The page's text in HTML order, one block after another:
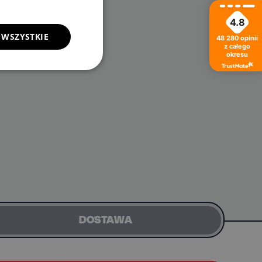
DOSTAWA
4.8
48 280 opinii
z całego
okresu